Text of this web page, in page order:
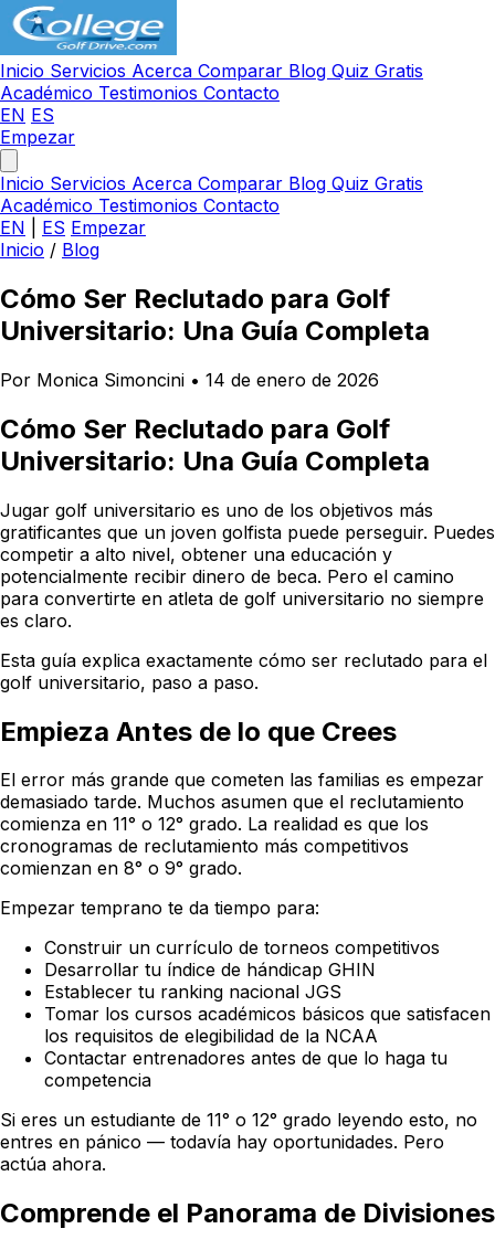
Inicio Servicios Acerca Comparar Blog Quiz Gratis
Académico Testimonios Contacto
EN ES
Empezar
Inicio Servicios Acerca Comparar Blog Quiz Gratis
Académico Testimonios Contacto
EN
ES Empezar
Inicio / Blog
Cómo Ser Reclutado para Golf
Universitario: Una Guía Completa
Por Monica Simoncini • 14 de enero de 2026
Cómo Ser Reclutado para Golf
Universitario: Una Guía Completa
Jugar golf universitario es uno de los objetivos más
gratificantes que un joven golfista puede perseguir. Puedes
competir a alto nivel, obtener una educación y
potencialmente recibir dinero de beca. Pero el camino
para convertirte en atleta de golf universitario no siempre
es claro.
Esta guía explica exactamente cómo ser reclutado para el
golf universitario, paso a paso.
Empieza Antes de lo que Crees
El error más grande que cometen las familias es empezar
demasiado tarde. Muchos asumen que el reclutamiento
comienza en 11° o 12° grado. La realidad es que los
cronogramas de reclutamiento más competitivos
comienzan en 8° o 9° grado.
Empezar temprano te da tiempo para:
Construir un currículo de torneos competitivos
Desarrollar tu índice de hándicap GHIN
Establecer tu ranking nacional JGS
Tomar los cursos académicos básicos que satisfacen
los requisitos de elegibilidad de la NCAA
Contactar entrenadores antes de que lo haga tu
competencia
Si eres un estudiante de 11° o 12° grado leyendo esto, no
entres en pánico — todavía hay oportunidades. Pero
actúa ahora.
Comprende el Panorama de Divisiones